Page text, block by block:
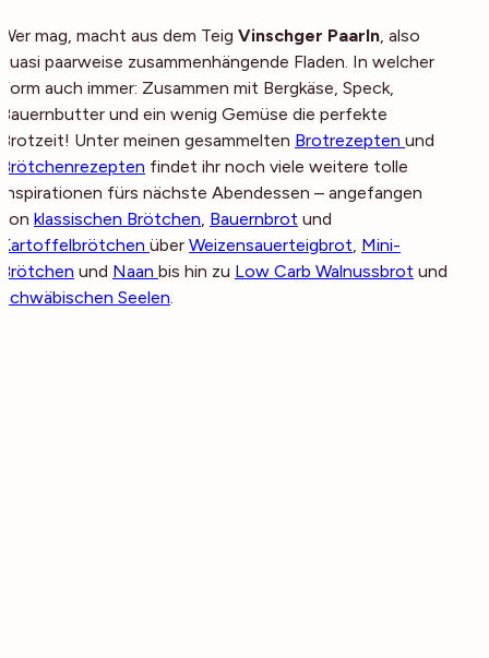
Wer mag, macht aus dem Teig Vinschger Paarln , also
quasi paarweise zusammenhängende Fladen. In welcher
Form auch immer: Zusammen mit Bergkäse, Speck,
Bauernbutter und ein wenig Gemüse die perfekte
Brotzeit! Unter meinen gesammelten Brotrezepten und
Brötchenrezepten findet ihr noch viele weitere tolle
Inspirationen fürs nächste Abendessen – angefangen
von klassischen Brötchen Bauernbrot und
Kartoffelbrötchen über Weizensauerteigbrot Mini-
Brötchen und Naan bis hin zu Low Carb Walnussbrot und
Schwäbischen Seelen